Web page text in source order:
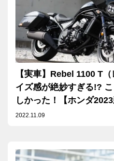
【実車】Rebel 1100 T
イズ感が絶妙すぎる!?
しかった！【ホンダ2023
2022.11.09